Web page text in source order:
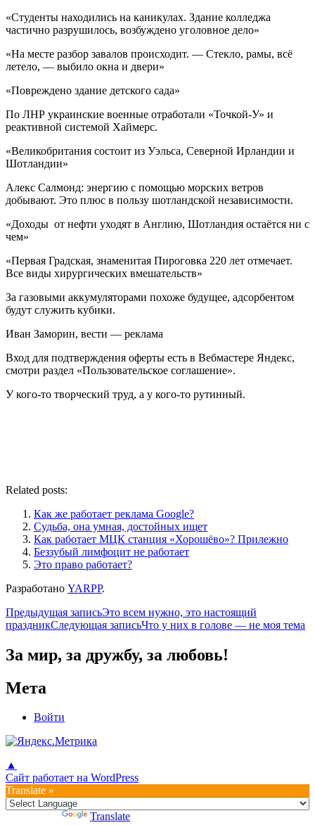
«Студенты находились на каникулах. Здание колледжа
частично разрушилось, возбуждено уголовное дело»
«На месте разбор завалов происходит. — Стекло, рамы, всё
летело, — выбило окна и двери»
«Повреждено здание детского сада»
По ЛНР украинские военные отработали «Точкой-У» и
реактивной системой Хаймерс.
«Великобритания состоит из Уэльса, Северной Ирландии и
Шотландии»
Алекс Салмонд: энергию с помощью морских ветров
добывают. Это плюс в пользу шотландской независимости.
«Доходы от нефти уходят в Англию, Шотландия остаётся ни с
чем»
«Первая Градская, знаменитая Пироговка 220 лет отмечает.
Все виды хирургических вмешательств»
За газовыми аккумуляторами похоже будущее, адсорбентом
будут служить кубики.
Иван Заморин, вести — реклама
Вход для подтверждения оферты есть в Вебмастере Яндекс,
смотри раздел «Пользовательское соглашение».
У кого-то творческий труд, а у кого-то рутинный.
Related posts:
Как же работает реклама Google?
Судьба, она умная, достойных ищет
Как работает МЦК станция «Хорошёво»? Прилежно
Беззубый лимфоцит не работает
Это право работает?
Разработано YARPP.
Навигация
по
записям
Предыдущая записьЭто всем нужнo, это настоящий
праздникСледующая записьЧто у них в голове — не моя тема
За мир, за дружбу, за любовь!
Мета
Войти
▲
Сайт работает на WordPress
Translate »
Translate